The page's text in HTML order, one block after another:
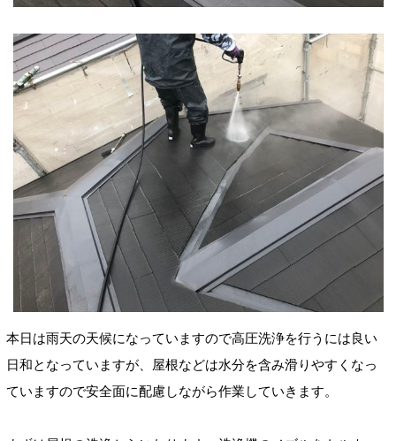
本日は雨天の天候になっていますので高圧洗浄を行うには良い
日和となっていますが、屋根などは水分を含み滑りやすくなっ
ていますので安全面に配慮しながら作業していきます。